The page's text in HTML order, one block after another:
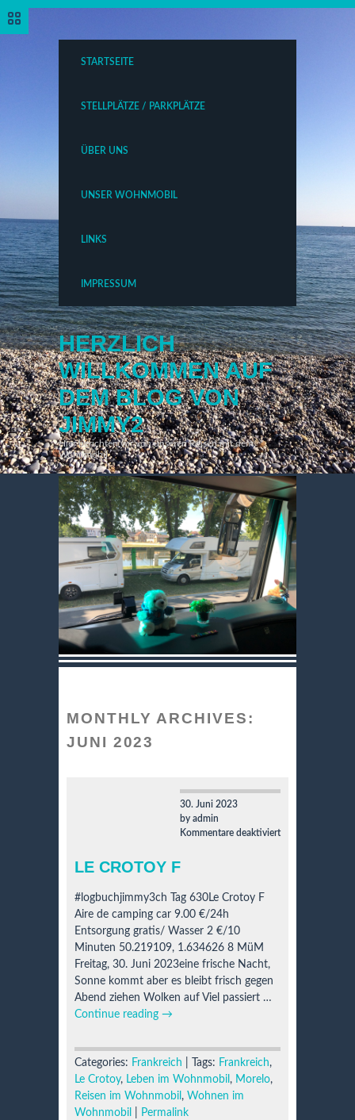
STARTSEITE
STELLPLÄTZE / PARKPLÄTZE
ÜBER UNS
UNSER WOHNMOBIL
LINKS
IMPRESSUM
HERZLICH
WILLKOMMEN AUF
DEM BLOG VON
JIMMY2
Hier berichten wir von unseren Reisen mit dem
Wohnmobil
MONTHLY ARCHIVES:
JUNI 2023
30. Juni 2023
by admin
Kommentare deaktiviertfür
LE CROTOY F
#logbuchjimmy3ch Tag 630Le Crotoy F
Aire de camping car 9.00 €/24h
Entsorgung gratis/ Wasser 2 €/10
Minuten 50.219109, 1.634626 8 MüM
Freitag, 30. Juni 2023eine frische Nacht,
Sonne kommt aber es bleibt frisch gegen
Abend ziehen Wolken auf Viel passiert …
Continue reading →
Categories: Frankreich | Tags: Frankreich,
Le Crotoy, Leben im Wohnmobil , Morelo,
Reisen im Wohnmobil , Wohnen im
Wohnmobil
Permalink